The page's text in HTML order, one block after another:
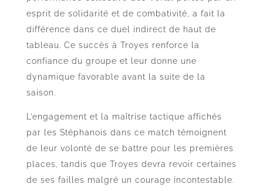
esprit de solidarité et de combativité, a fait la
différence dans ce duel indirect de haut de
tableau. Ce succès à Troyes renforce la
confiance du groupe et leur donne une
dynamique favorable avant la suite de la
saison.
L’engagement et la maîtrise tactique affichés
par les Stéphanois dans ce match témoignent
de leur volonté de se battre pour les premières
places, tandis que Troyes devra revoir certaines
de ses failles malgré un courage incontestable.